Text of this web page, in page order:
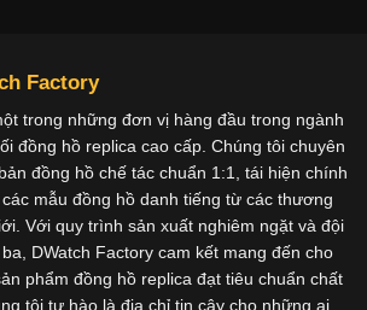
Factory
trong những đơn vị hàng đầu trong ngành
đồng hồ replica cao cấp. Chúng tôi chuyên
đồng hồ chế tác chuẩn 1:1, tái hiện chính
mẫu đồng hồ danh tiếng từ các thương
Với quy trình sản xuất nghiêm ngặt và đội
DWatch Factory cam kết mang đến cho
phẩm đồng hồ replica đạt tiêu chuẩn chất
tôi tự hào là địa chỉ tin cậy cho những ai